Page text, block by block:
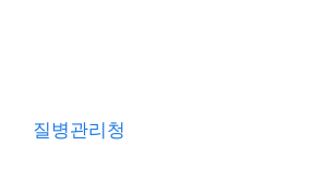
질병관리청